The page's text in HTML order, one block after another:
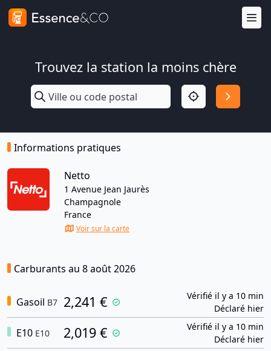
Trouvez la station la moins chère
Informations pratiques
Netto
1 Avenue Jean Jaurès
Champagnole
France
Voir sur la carte
Carburants au 8 août 2026
Gasoil B7 2,241 €
Vérifié il y a 10 min
Déclaré hier
E10 E10 2,019 €
Vérifié il y a 10 min
Déclaré hier